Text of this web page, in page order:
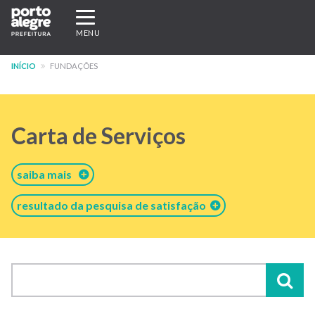
Pular
para
conteúdo
Expandir/recolher
navegação
MENU
INÍCIO FUNDAÇÕES
Carta de Serviços
saiba mais
resultado da pesquisa de satisfação